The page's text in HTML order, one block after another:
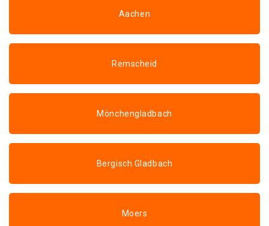
Aachen
Remscheid
Mönchengladbach
Bergisch Gladbach
Moers